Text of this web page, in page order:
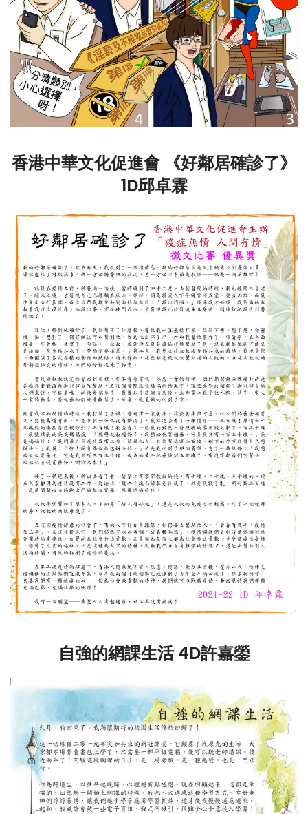
香港中華文化促進會 《好鄰居確診了》
1D邱卓霖
自強的網課生活 4D許嘉鎣